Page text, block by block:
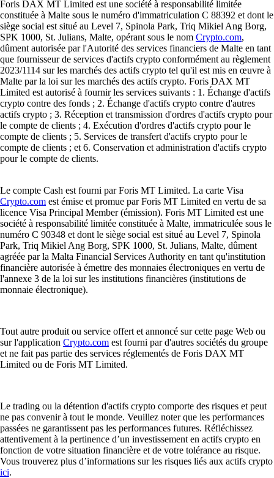
Foris DAX MT Limited est une société à responsabilité limitée
constituée à Malte sous le numéro d'immatriculation C 88392 et dont le
siège social est situé au Level 7, Spinola Park, Triq Mikiel Ang Borg,
SPK 1000, St. Julians, Malte, opérant sous le nom Crypto.com,
dûment autorisée par l'Autorité des services financiers de Malte en tant
que fournisseur de services d'actifs crypto conformément au règlement
2023/1114 sur les marchés des actifs crypto tel qu'il est mis en œuvre à
Malte par la loi sur les marchés des actifs crypto. Foris DAX MT
Limited est autorisé à fournir les services suivants : 1. Échange d'actifs
crypto contre des fonds ; 2. Échange d'actifs crypto contre d'autres
actifs crypto ; 3. Réception et transmission d'ordres d'actifs crypto pour
le compte de clients ; 4. Exécution d'ordres d'actifs crypto pour le
compte de clients ; 5. Services de transfert d'actifs crypto pour le
compte de clients ; et 6. Conservation et administration d'actifs crypto
pour le compte de clients.
Le compte Cash est fourni par Foris MT Limited. La carte Visa
Crypto.com est émise et promue par Foris MT Limited en vertu de sa
licence Visa Principal Member (émission). Foris MT Limited est une
société à responsabilité limitée constituée à Malte, immatriculée sous le
numéro C 90348 et dont le siège social est situé au Level 7, Spinola
Park, Triq Mikiel Ang Borg, SPK 1000, St. Julians, Malte, dûment
agréée par la Malta Financial Services Authority en tant qu'institution
financière autorisée à émettre des monnaies électroniques en vertu de
l'annexe 3 de la loi sur les institutions financières (institutions de
monnaie électronique).
Tout autre produit ou service offert et annoncé sur cette page Web ou
sur l'application Crypto.com est fourni par d'autres sociétés du groupe
et ne fait pas partie des services réglementés de Foris DAX MT
Limited ou de Foris MT Limited.
Le trading ou la détention d'actifs crypto comporte des risques et peut
ne pas convenir à tout le monde. Veuillez noter que les performances
passées ne garantissent pas les performances futures. Réfléchissez
attentivement à la pertinence d’un investissement en actifs crypto en
fonction de votre situation financière et de votre tolérance au risque.
Vous trouverez plus d’informations sur les risques liés aux actifs crypto
ici.